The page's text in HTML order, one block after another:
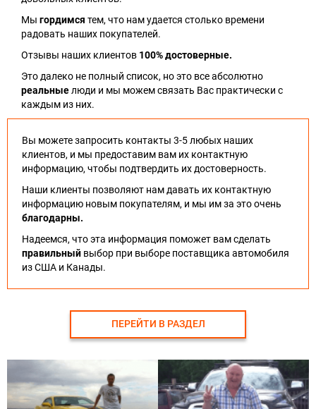
Мы гордимся тем, что нам удается столько времени
радовать наших покупателей.
Отзывы наших клиентов 100% достоверные.
Это далеко не полный список, но это все абсолютно
реальныелюди и мы можем связать Вас практически с
каждым из них.
Вы можете запросить контакты 3-5 любых наших
клиентов, и мы предоставим вам их контактную
информацию, чтобы подтвердить их достоверность.
Наши клиенты позволяют нам давать их контактную
информацию новым покупателям, и мы им за это очень
благодарны.
Надеемся, что эта информация поможет вам сделать
правильный выбор при выборе поставщика автомобиля
из США и Канады.
ПЕРЕЙТИ В РАЗДЕЛ